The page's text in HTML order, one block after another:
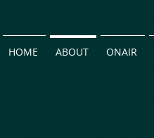
HOME ABOUT ONAIR